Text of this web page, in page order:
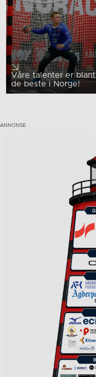
Våre talenter er blant
de beste i Norge!